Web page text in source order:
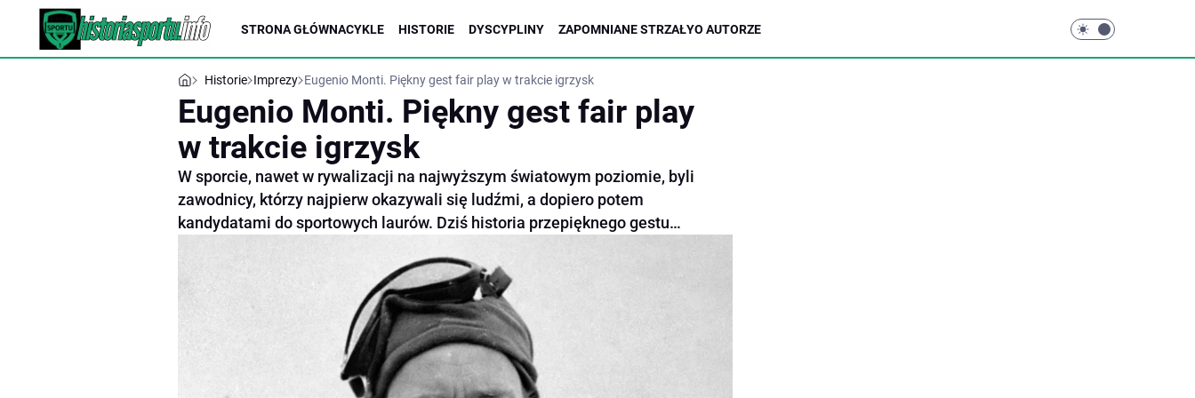
STRONA GŁÓWNACYKLE HISTORIE DYSCYPLINY ZAPOMNIANE STRZAŁYO AUTORZE
Historie Imprezy Eugenio Monti. Piękny gest fair play w trakcie igrzysk
Eugenio Monti. Piękny gest fair play
w trakcie igrzysk
W sporcie, nawet w rywalizacji na najwyższym światowym poziomie, byli
zawodnicy, którzy najpierw okazywali się ludźmi, a dopiero potem
kandydatami do sportowych laurów. Dziś historia przepięknego gestu…